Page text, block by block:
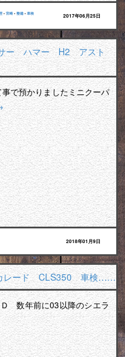
• 宮崎 • 整備 • 車検 2017年06月25日
ー ハマー H2 アスト
で預かりましたミニクーパ
2018年01月9日
レード CLS350 車検……
数年前に03以降のシエラ